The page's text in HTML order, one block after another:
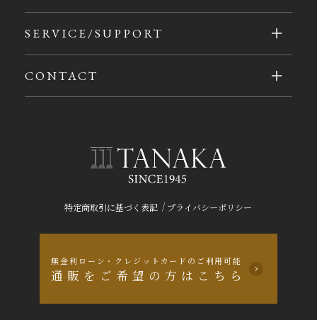
特定商取引に基づく表記 / プライバシーポリシー
無金利ローン・クレジットカードのご利用可能
通販をご希望の方はこちら
SERVICE/SUPPORT
CONTACT